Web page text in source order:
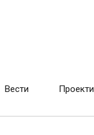
Вести Проекти